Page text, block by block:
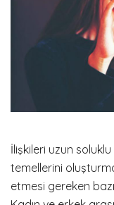
İlişkileri uzun
temellerini
etmesi gereken